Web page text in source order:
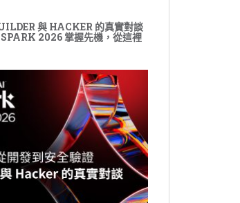
與 HACKER 的真實對談
2026 掌握先機，從這裡